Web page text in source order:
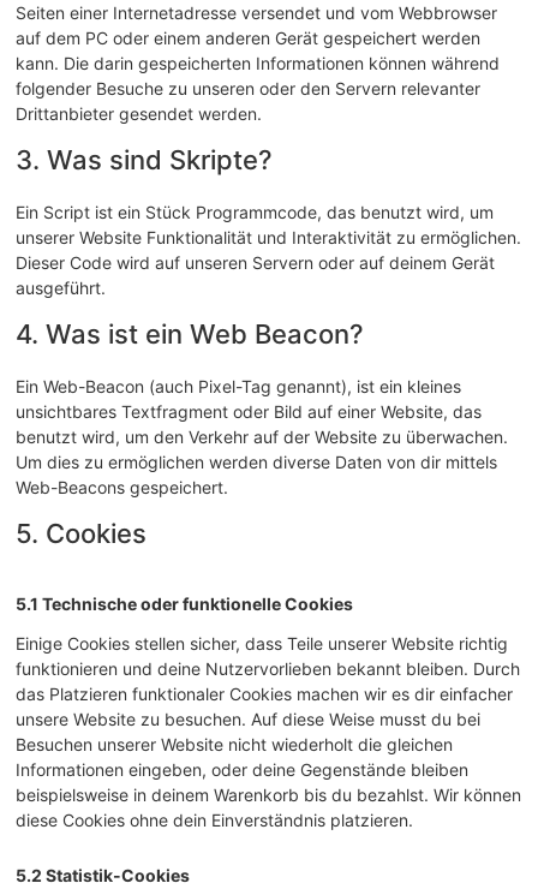
Seiten einer Internetadresse versendet und vom Webbrowser
auf dem PC oder einem anderen Gerät gespeichert werden
kann. Die darin gespeicherten Informationen können während
folgender Besuche zu unseren oder den Servern relevanter
Drittanbieter gesendet werden.
3. Was sind Skripte?
Ein Script ist ein Stück Programmcode, das benutzt wird, um
unserer Website Funktionalität und Interaktivität zu ermöglichen.
Dieser Code wird auf unseren Servern oder auf deinem Gerät
ausgeführt.
4. Was ist ein Web Beacon?
Ein Web-Beacon (auch Pixel-Tag genannt), ist ein kleines
unsichtbares Textfragment oder Bild auf einer Website, das
benutzt wird, um den Verkehr auf der Website zu überwachen.
Um dies zu ermöglichen werden diverse Daten von dir mittels
Web-Beacons gespeichert.
5. Cookies
5.1 Technische oder funktionelle Cookies
Einige Cookies stellen sicher, dass Teile unserer Website richtig
funktionieren und deine Nutzervorlieben bekannt bleiben. Durch
das Platzieren funktionaler Cookies machen wir es dir einfacher
unsere Website zu besuchen. Auf diese Weise musst du bei
Besuchen unserer Website nicht wiederholt die gleichen
Informationen eingeben, oder deine Gegenstände bleiben
beispielsweise in deinem Warenkorb bis du bezahlst. Wir können
diese Cookies ohne dein Einverständnis platzieren.
5.2 Statistik-Cookies